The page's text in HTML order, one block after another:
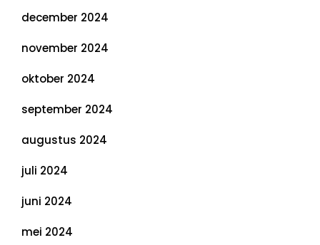
december 2024
november 2024
oktober 2024
september 2024
augustus 2024
juli 2024
juni 2024
mei 2024